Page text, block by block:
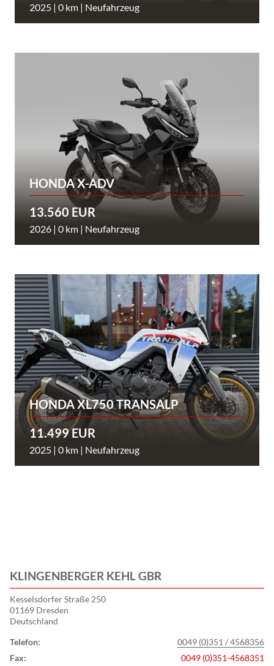
2025 | 0 km | Neufahrzeug
HONDA X-ADV
13.560 EUR
2026 | 0 km | Neufahrzeug
HONDA XL750 TRANSALP
11.499 EUR
2025 | 0 km | Neufahrzeug
KLINGENBERGER KEHL GBR
Kesselsdorfer Straße 250
01169 Dresden
Deutschland
Telefon:
0049 (0)351 / 4568356
Fax:
0049 (0)351-4568351